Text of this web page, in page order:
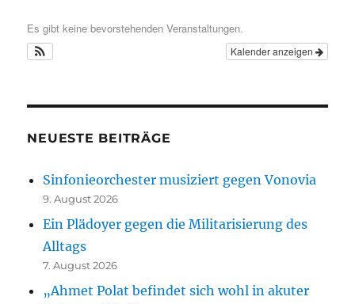
Es gibt keine bevorstehenden Veranstaltungen.
Kalender anzeigen
NEUESTE BEITRÄGE
Sinfonieorchester musiziert gegen Vonovia
9. August 2026
Ein Plädoyer gegen die Militarisierung des
Alltags
7. August 2026
„Ahmet Polat befindet sich wohl in akuter